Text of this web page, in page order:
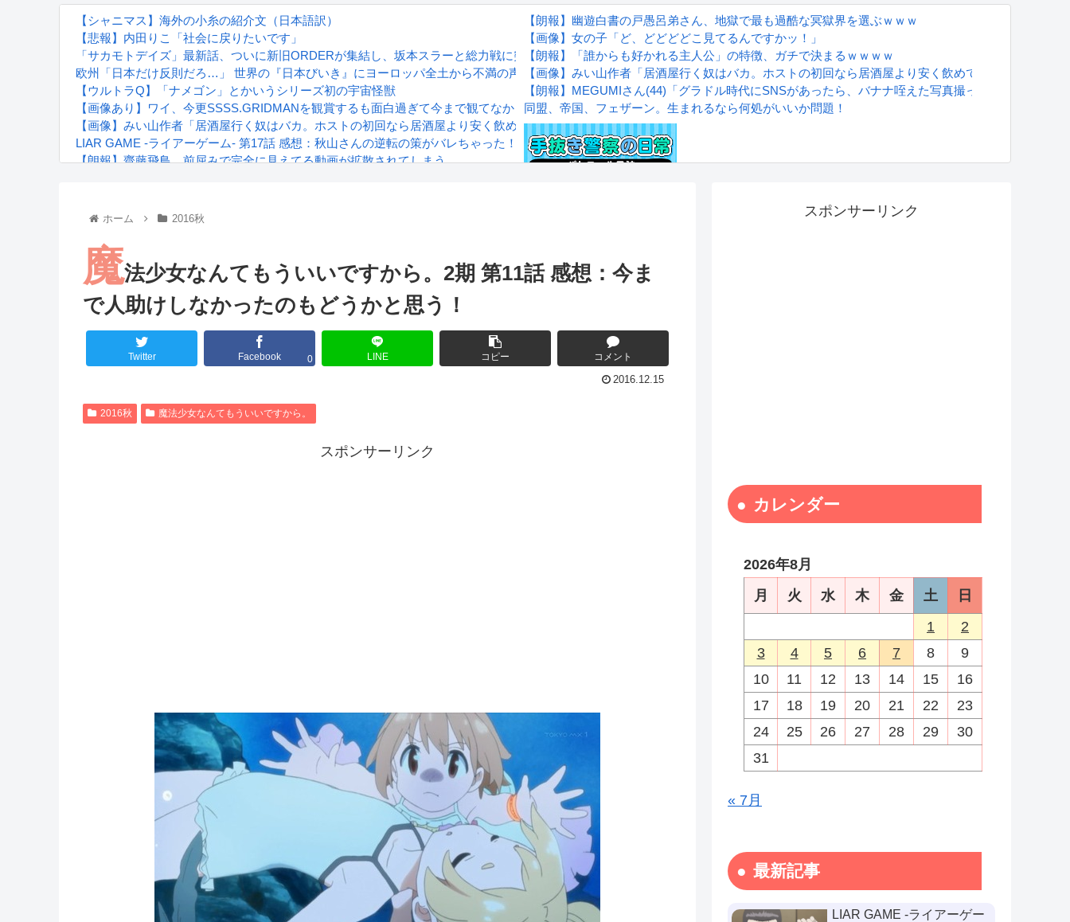
【シャニマス】海外の小糸の紹介文（日本語訳）
【悲報】内田りこ「社会に戻りたいです」
「サカモトデイズ」最新話、ついに新旧ORDERが集結し、坂本スラーと総力戦に突入！！！
欧州「日本だけ反則だろ…」 世界の『日本びいき』にヨーロッパ全土から不満の声
【ウルトラQ】「ナメゴン」とかいうシリーズ初の宇宙怪獣
【画像あり】ワイ、今更SSSS.GRIDMANを観賞するも面白過ぎて今まで観てなかったを後悔する…
【画像】みい山作者「居酒屋行く奴はバカ。ホストの初回なら居酒屋より安く飲めてイケメンにチヤホヤされる」
LIAR GAME -ライアーゲーム- 第17話 感想：秋山さんの逆転の策がバレちゃった！
【朗報】齋藤飛鳥、前屈みで完全に見えてる動画が拡散されてしまう…
るろうに剣心 -明治剣客浪漫譚- 京都動乱 第33話の感想
Powered by livedoor 相互RSS
【朗報】幽遊白書の戸愚呂弟さん、地獄で最も過酷な冥獄界を選ぶｗｗｗ
【画像】女の子「ど、どどどどこ見てるんですかッ！」
【朗報】「誰からも好かれる主人公」の特徴、ガチで決まるｗｗｗｗ
【画像】みい山作者「居酒屋行く奴はバカ。ホストの初回なら居酒屋より安く飲めてイケメンにチヤ
【朗報】MEGUMIさん(44)「グラドル時代にSNSがあったら、バナナ咥えた写真撮ってたと思う」
同盟、帝国、フェザーン。生まれるなら何処がいいか問題！
ホーム 2016秋
魔法少女なんてもういいですから。2期 第11話 感想：今ま
で人助けしなかったのもどうかと思う！
Twitter Facebook 0 LINE コピー コメント
2016.12.15
2016秋 魔法少女なんてもういいですから。
スポンサーリンク
スポンサーリンク
カレンダー
2026年8月
月
火 水 木 金 土
日
1
2
3
4 5 6 7 8
9
10
11 12 13 14 15
16
17
18 19 20 21 22
23
24
25 26 27 28 29
30
31
« 7月
最新記事
LIAR GAME -ライアーゲー